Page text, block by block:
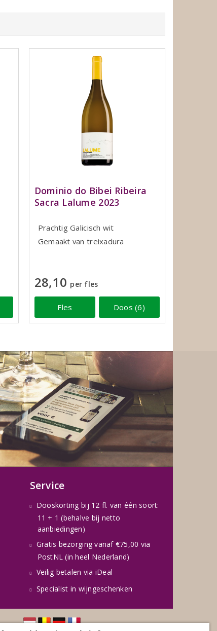
Dominio do Bibei Ribeira
Sacra Lalume 2023
Prachtig Galicisch wit
Gemaakt van treixadura
28,10 per fles
Fles Doos (6)
Service
Dooskorting bij 12 fl. van één soort:
11 + 1 (behalve bij netto
aanbiedingen)
Gratis bezorging vanaf €75,00 via
PostNL (in heel Nederland)
Veilig betalen via iDeal
Specialist in wijngeschenken